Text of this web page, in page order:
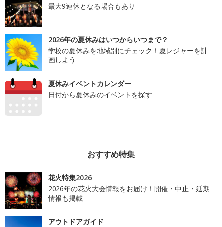
最大9連休となる場合もあり
2026年の夏休みはいつからいつまで？
学校の夏休みを地域別にチェック！夏レジャーを計
画しよう
夏休みイベントカレンダー
日付から夏休みのイベントを探す
おすすめ特集
花火特集2026
2026年の花火大会情報をお届け！開催・中止・延期
情報も掲載
アウトドアガイド